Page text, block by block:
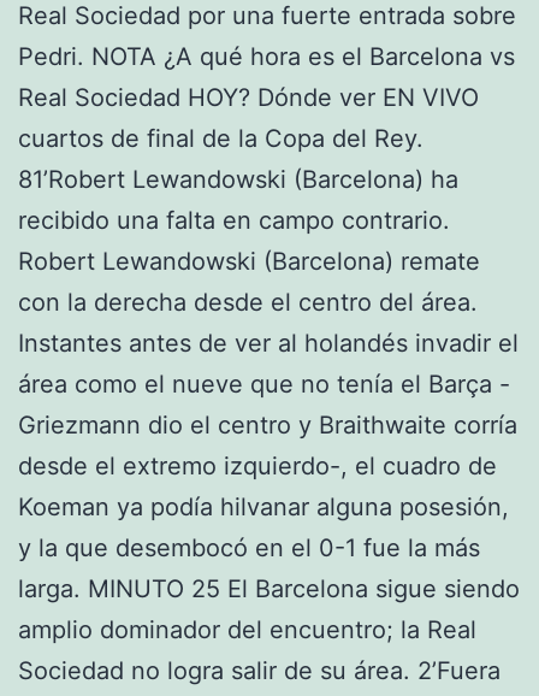
Real Sociedad por una fuerte entrada sobre
Pedri. NOTA ¿A qué hora es el Barcelona vs
Real Sociedad HOY? Dónde ver EN VIVO
cuartos de final de la Copa del Rey.
81’Robert Lewandowski (Barcelona) ha
recibido una falta en campo contrario.
Robert Lewandowski (Barcelona) remate
con la derecha desde el centro del área.
Instantes antes de ver al holandés invadir el
área como el nueve que no tenía el Barça -
Griezmann dio el centro y Braithwaite corría
desde el extremo izquierdo-, el cuadro de
Koeman ya podía hilvanar alguna posesión,
y la que desembocó en el 0-1 fue la más
larga. MINUTO 25 El Barcelona sigue siendo
amplio dominador del encuentro; la Real
Sociedad no logra salir de su área. 2’Fuera